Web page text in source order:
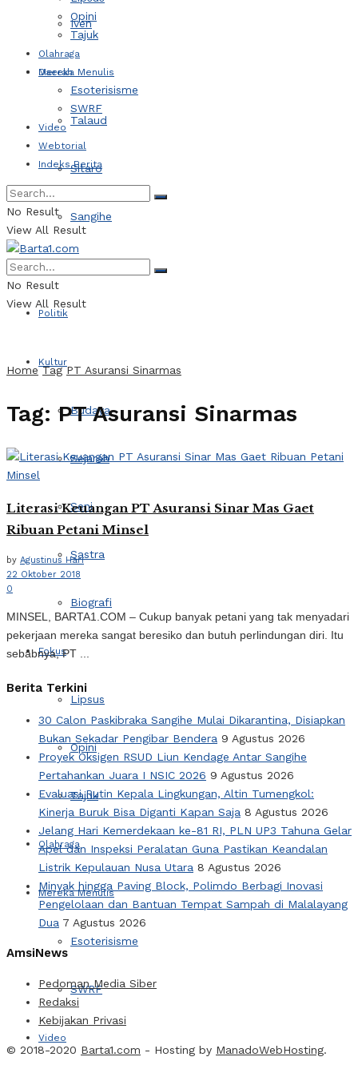
Iven
Daerah
Talaud
Sitaro
Sangihe
Politik
Kultur
Budaya
Sejarah
Seni
Sastra
Biografi
Fokus
Lipsus
Opini
Tajuk
Olahraga
Mereka Menulis
Esoterisisme
SWRF
Video
Opini
Tajuk
Olahraga
Mereka Menulis
Esoterisisme
SWRF
Video
Webtorial
Indeks Berita
No Result
View All Result
No Result
View All Result
Home Tag PT Asuransi Sinarmas
Tag:PT Asuransi Sinarmas
Literasi Keuangan PT Asuransi Sinar Mas Gaet
Ribuan Petani Minsel
by Agustinus Hari
22 Oktober 2018
0
MINSEL, BARTA1.COM – Cukup banyak petani yang tak menyadari
pekerjaan mereka sangat beresiko dan butuh perlindungan diri. Itu
sebabnya, PT ...
Berita Terkini
30 Calon Paskibraka Sangihe Mulai Dikarantina, Disiapkan
Bukan Sekadar Pengibar Bendera 9 Agustus 2026
Proyek Oksigen RSUD Liun Kendage Antar Sangihe
Pertahankan Juara I NSIC 2026 9 Agustus 2026
Evaluasi Rutin Kepala Lingkungan, Altin Tumengkol:
Kinerja Buruk Bisa Diganti Kapan Saja 8 Agustus 2026
Jelang Hari Kemerdekaan ke-81 RI, PLN UP3 Tahuna Gelar
Apel dan Inspeksi Peralatan Guna Pastikan Keandalan
Listrik Kepulauan Nusa Utara 8 Agustus 2026
Minyak hingga Paving Block, Polimdo Berbagi Inovasi
Pengelolaan dan Bantuan Tempat Sampah di Malalayang
Dua 7 Agustus 2026
AmsiNews
Pedoman Media Siber
Redaksi
Kebijakan Privasi
© 2018-2020 Barta1.com - Hosting by ManadoWebHosting.